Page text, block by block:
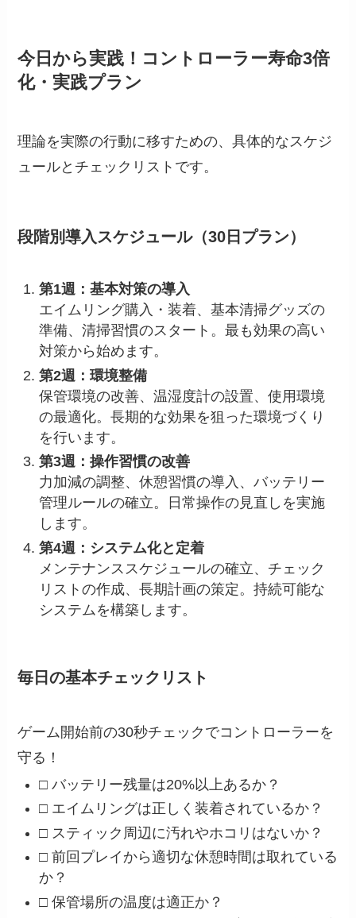
今日から実践！コントローラー寿命3倍
化・実践プラン
理論を実際の行動に移すための、具体的なスケジ
ュールとチェックリストです。
段階別導入スケジュール（30日プラン）
第1週：基本対策の導入
エイムリング購入・装着、基本清掃グッズの
準備、清掃習慣のスタート。最も効果の高い
対策から始めます。
第2週：環境整備
保管環境の改善、温湿度計の設置、使用環境
の最適化。長期的な効果を狙った環境づくり
を行います。
第3週：操作習慣の改善
力加減の調整、休憩習慣の導入、バッテリー
管理ルールの確立。日常操作の見直しを実施
します。
第4週：システム化と定着
メンテナンススケジュールの確立、チェック
リストの作成、長期計画の策定。持続可能な
システムを構築します。
毎日の基本チェックリスト
ゲーム開始前の30秒チェックでコントローラーを
守る！
□ バッテリー残量は20%以上あるか？
□ エイムリングは正しく装着されているか？
□ スティック周辺に汚れやホコリはないか？
□ 前回プレイから適切な休憩時間は取れている
か？
□ 保管場所の温度は適正か？